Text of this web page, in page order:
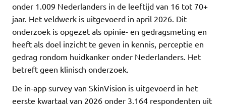
onder 1.009 Nederlanders in de leeftijd van 16 tot 70+
jaar. Het veldwerk is uitgevoerd in april 2026. Dit
onderzoek is opgezet als opinie- en gedragsmeting en
heeft als doel inzicht te geven in kennis, perceptie en
gedrag rondom huidkanker onder Nederlanders. Het
betreft geen klinisch onderzoek.
De in-app survey van SkinVision is uitgevoerd in het
eerste kwartaal van 2026 onder 3.164 respondenten uit